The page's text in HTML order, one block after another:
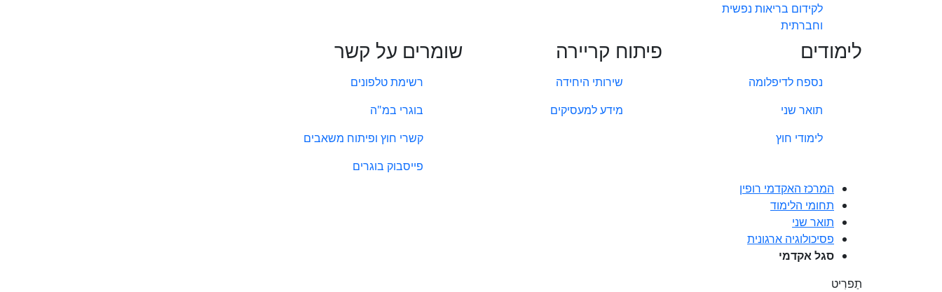
לקידום בריאות נפשית
וחברתית
לימודים
נספח לדיפלומה
תואר שני
לימודי חוץ
פיתוח קריירה
שירותי היחידה
מידע למעסיקים
שומרים על קשר
רשימת טלפונים
בוגרי במ"ה
קשרי חוץ ופיתוח משאבים
פייסבוק בוגרים
המרכז האקדמי רופין
תחומי הלימוד
תואר שני
פסיכולוגיה ארגונית
סגל אקדמי
תַפרִיט